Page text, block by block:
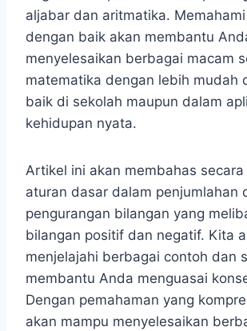
aljabar dan aritmatika.
dengan baik akan membantu
menyelesaikan berbagai macam
matematika dengan lebih mudah
baik di sekolah maupun dalam
kehidupan nyata.
Artikel ini akan membahas
aturan dasar dalam penjumlahan
pengurangan bilangan yang
bilangan positif dan negatif. Kita
menjelajahi berbagai contoh dan
membantu Anda menguasai
Dengan pemahaman yang
akan mampu menyelesaikan